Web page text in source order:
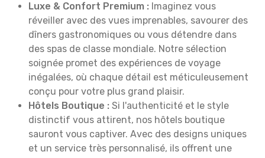
Luxe & Confort Premium : Imaginez vous
réveiller avec des vues imprenables, savourer des
dîners gastronomiques ou vous détendre dans
des spas de classe mondiale. Notre sélection
soignée promet des expériences de voyage
inégalées, où chaque détail est méticuleusement
conçu pour votre plus grand plaisir.
Hôtels Boutique : Si l'authenticité et le style
distinctif vous attirent, nos hôtels boutique
sauront vous captiver. Avec des designs uniques
et un service très personnalisé, ils offrent une